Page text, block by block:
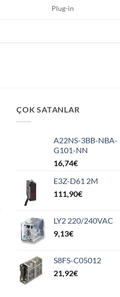
Plug-in
ÇOK SATANLAR
A22NS-3BB-NBA-
G101-NN
16,74€
E3Z-D61 2M
111,90€
LY2 220/240VAC
9,13€
S8FS-C05012
21,92€